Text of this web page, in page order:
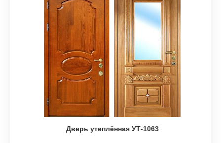
Дверь утеплённая УТ-1063